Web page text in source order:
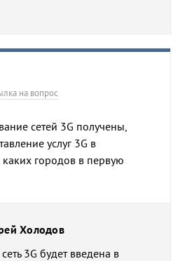
на вопрос
сетей 3G получены,
услуг 3G в
городов в первую
Холодов
3G будет введена в